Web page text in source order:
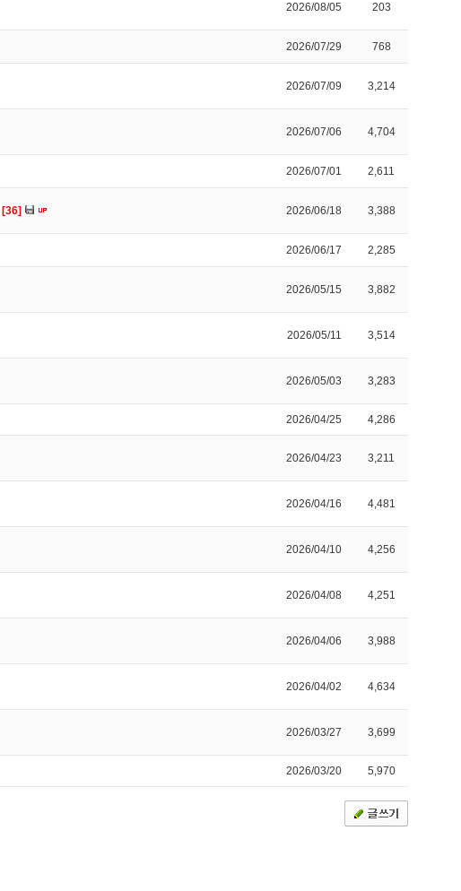
2026/08/05 203
2026/07/29 768
2026/07/09 3,214
2026/07/06 4,704
2026/07/01 2,611
[36] 2026/06/18 3,388
2026/06/17 2,285
2026/05/15 3,882
2026/05/11 3,514
2026/05/03 3,283
2026/04/25 4,286
2026/04/23 3,211
2026/04/16 4,481
2026/04/10 4,256
2026/04/08 4,251
2026/04/06 3,988
2026/04/02 4,634
2026/03/27 3,699
2026/03/20 5,970